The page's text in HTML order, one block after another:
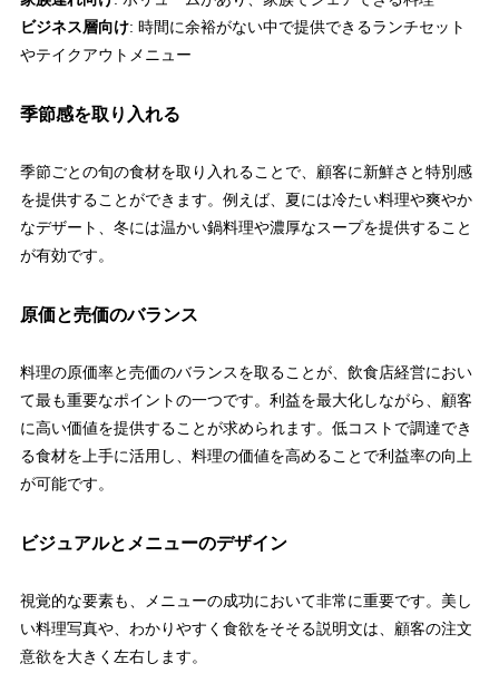
ビジネス層向け: 時間に余裕がない中で提供できるランチセット
やテイクアウトメニュー
季節感を取り入れる
季節ごとの旬の食材を取り入れることで、顧客に新鮮さと特別感
を提供することができます。例えば、夏には冷たい料理や爽やか
なデザート、冬には温かい鍋料理や濃厚なスープを提供すること
が有効です。
原価と売価のバランス
料理の原価率と売価のバランスを取ることが、飲食店経営におい
て最も重要なポイントの一つです。利益を最大化しながら、顧客
に高い価値を提供することが求められます。低コストで調達でき
る食材を上手に活用し、料理の価値を高めることで利益率の向上
が可能です。
ビジュアルとメニューのデザイン
視覚的な要素も、メニューの成功において非常に重要です。美し
い料理写真や、わかりやすく食欲をそそる説明文は、顧客の注文
意欲を大きく左右します。